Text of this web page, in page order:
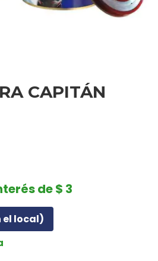
CAPITÁN
de $ 3
el local)